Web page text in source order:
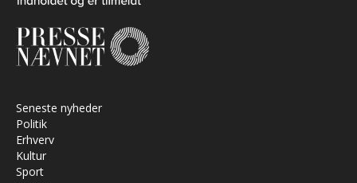
Seneste nyheder
Politik
Erhverv
Kultur
Sport